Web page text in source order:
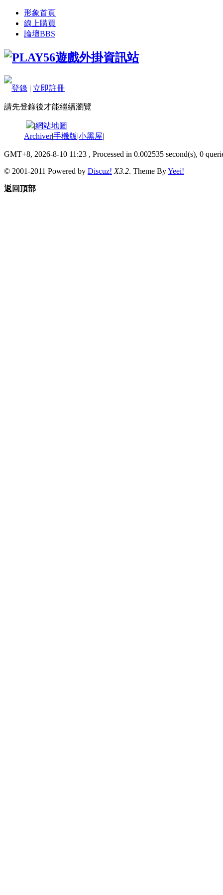
形象首頁
線上購買
論壇BBS
登錄 | 立即註冊
請先登錄後才能繼續瀏覽
|網站地圖
Archiver|手機版|小黑屋|
GMT+8, 2026-8-10 11:23 , Processed in 0.002535 second(s), 0
© 2001-2011 Powered by Discuz! X3.2. Theme ByYeei!
返回頂部